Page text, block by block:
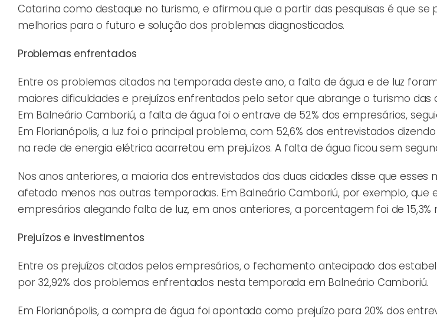
Catarina como destaque no turismo, e afirmou que a partir das pesquisas é que se
melhorias para o futuro e solução dos problemas diagnosticados.
Problemas enfrentados
Entre os problemas citados na temporada deste ano, a falta de água e de luz
maiores dificuldades e prejuízos enfrentados pelo setor que abrange o turismo das
Em Balneário Camboriú, a falta de água foi o entrave de 52% dos empresários,
Em Florianópolis, a luz foi o principal problema, com 52,6% dos entrevistados
na rede de energia elétrica acarretou em prejuízos. A falta de água ficou sem
Nos anos anteriores, a maioria dos entrevistados das duas cidades disse que
afetado menos nas outras temporadas. Em Balneário Camboriú, por exemplo, que
empresários alegando falta de luz, em anos anteriores, a porcentagem foi de 15,3%
Prejuízos e investimentos
Entre os prejuízos citados pelos empresários, o fechamento antecipado dos
por 32,92% dos problemas enfrentados nesta temporada em Balneário Camboriú.
Em Florianópolis, a compra de água foi apontada como prejuízo para 20% dos